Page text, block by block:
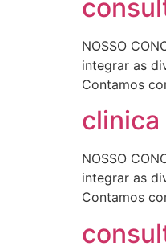
NOSSO
integrar as
Contamos
NOSSO
integrar as
Contamos